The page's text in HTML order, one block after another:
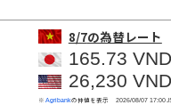
8/7の為替レート
165.73 VND
26,230 VND
※ Agribankの仲値を表示 2026/08/07 17:00